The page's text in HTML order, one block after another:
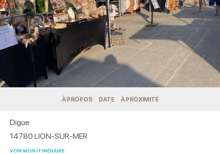
À PROPOS DATE À PROXIMITÉ
Digue
14780 LION-SUR-MER
VOIR MON ITINÉRAIRE